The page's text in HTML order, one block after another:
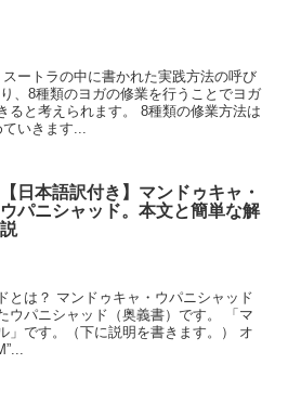
ートラの中に書かれた実践方法の呼び
、8種類のヨガの修業を行うことでヨガ
ると考えられます。 8種類の修業方法は
いきます...
【日本語訳付き】マンドゥキャ・
ウパニシャッド。本文と簡単な解
説
とは？ マンドゥキャ・ウパニシャッド
ウパニシャッド（奥義書）です。 「マ
」です。（下に説明を書きます。） オ